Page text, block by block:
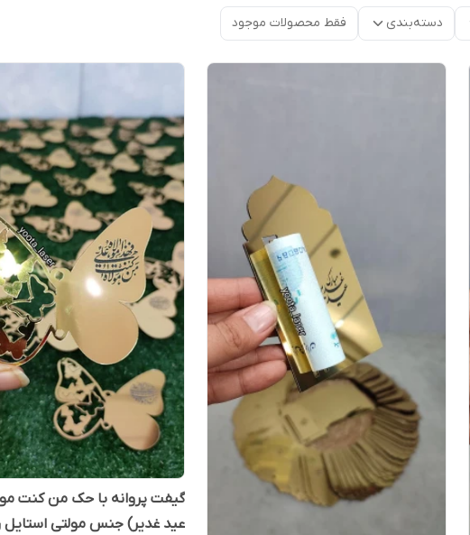
دسته‌بندی فقط محصولات موجود
گیفت پروانه با حک من کنت
عید غدیر) جنس مولتی استایل